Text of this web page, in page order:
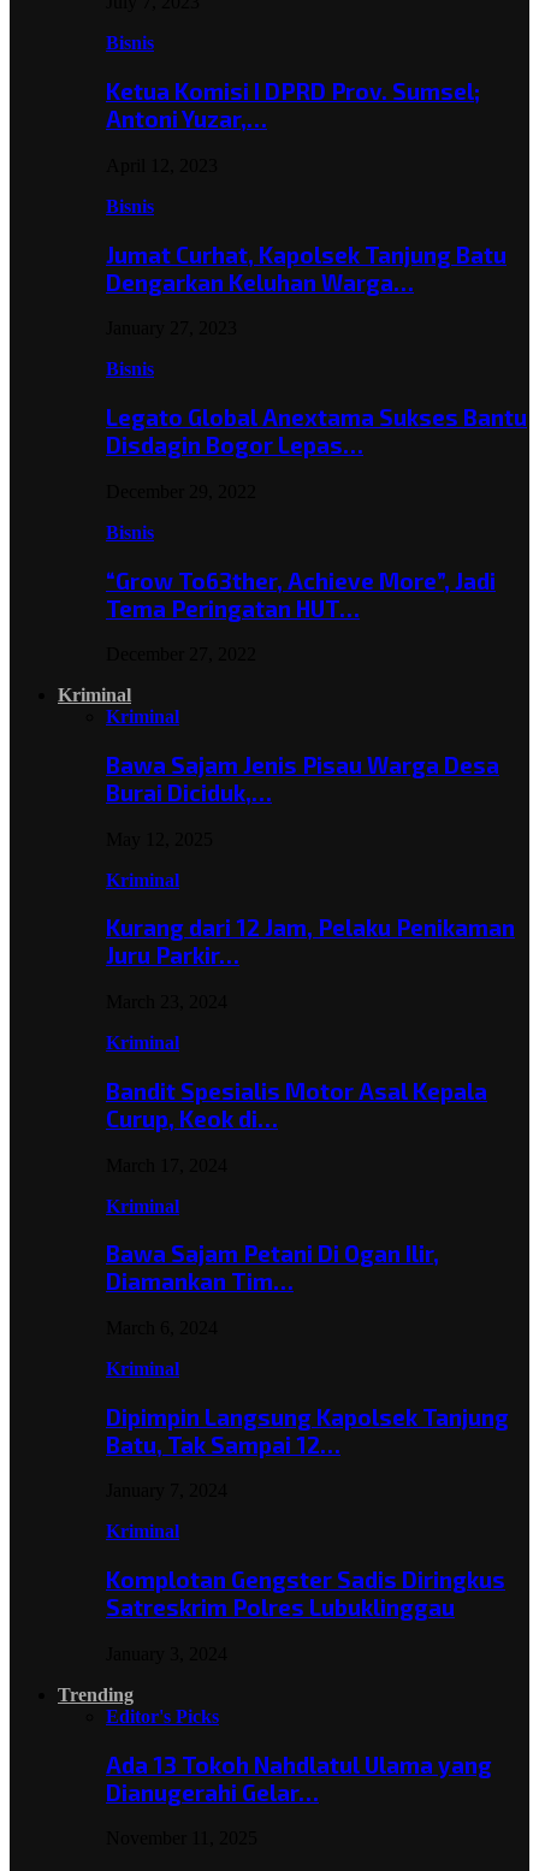
Bisnis
Ketua Komisi I DPRD Prov. Sumsel;
Antoni Yuzar,…
Bisnis
Jumat Curhat, Kapolsek Tanjung Batu
Dengarkan Keluhan Warga…
Bisnis
Legato Global Anextama Sukses Bantu
Disdagin Bogor Lepas…
Bisnis
“Grow To63ther, Achieve More”, Jadi
Tema Peringatan HUT…
Kriminal
Kriminal
Bawa Sajam Jenis Pisau Warga Desa
Burai Diciduk,…
Kriminal
Kurang dari 12 Jam, Pelaku Penikaman
Juru Parkir…
Kriminal
Bandit Spesialis Motor Asal Kepala
Curup, Keok di…
Kriminal
Bawa Sajam Petani Di Ogan Ilir,
Diamankan Tim…
Kriminal
Dipimpin Langsung Kapolsek Tanjung
Batu, Tak Sampai 12…
Kriminal
Komplotan Gengster Sadis Diringkus
Satreskrim Polres Lubuklinggau
Trending
Editor's Picks
Ada 13 Tokoh Nahdlatul Ulama yang
Dianugerahi Gelar…